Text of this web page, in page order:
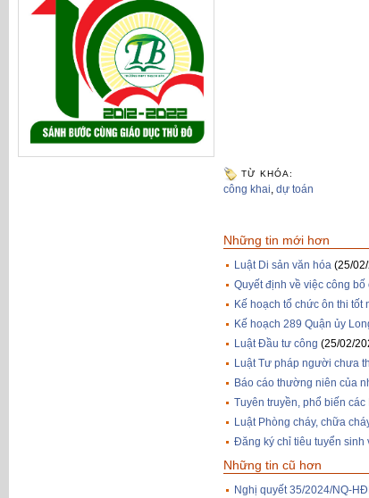
TỪ KHÓA:
công khai, dự toán
Những tin mới hơn
Luật Di sản văn hóa (25/
Quyết định về việc công
Kế hoạch tổ chức ôn thi tốt
Kế hoạch 289 Quận ủy
Luật Đầu tư công (25/02/
Luật Tư pháp người chưa
Báo cáo thường niên của
Tuyên truyền, phổ biến
Luật Phòng cháy, chữa
Đăng ký chỉ tiêu tuyển sinh
Những tin cũ hơn
Nghị quyết 35/2024/NQ-